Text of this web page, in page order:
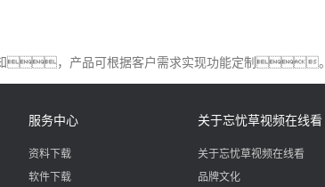
，产品可根据客户需求实现功能定制。
服务中心
资料下载
软件下载
关于忘忧草视频在线看
关于忘忧草视频在线看
品牌文化